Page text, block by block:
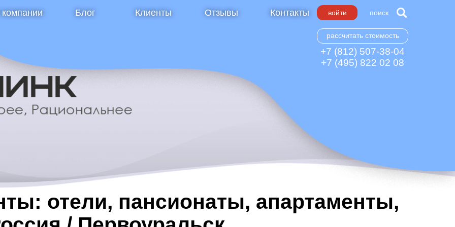
Блог Клиенты Отзывы Контакты войти поиск
рассчитать стоимость
+7 (812) 507-38-04
+7 (495) 822 02 08
отели, пансионаты, апартаменты,